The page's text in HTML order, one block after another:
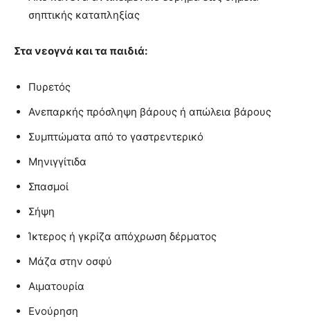
σηπτικής καταπληξίας
Στα νεογνά και τα παιδιά:
Πυρετός
Ανεπαρκής πρόσληψη βάρους ή απώλεια βάρους
Συμπτώματα από το γαστρεντερικό
Μηνιγγίτιδα
Σπασμοί
Σήψη
Ίκτερος ή γκρίζα απόχρωση δέρματος
Μάζα στην οσφύ
Αιματουρία
Ενούρηση